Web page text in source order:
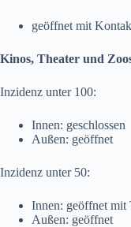
geöffnet mit
Kinos, Theater und
Inzidenz unter 100:
Innen: geschlossen
Außen: geöffnet
Inzidenz unter 50:
Innen: geöffnet mit
Außen: geöffnet